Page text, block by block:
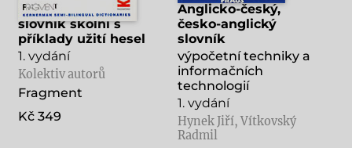
Anglicko-český
slovník školní s
příklady užití hesel
1. vydání
Kolektiv autorů
Fragment
Kč 349
Anglicko-český,
česko-anglický
slovník
výpočetní techniky a
informačních
technologií
1. vydání
Hynek Jiří, Vítkovský
Radmil